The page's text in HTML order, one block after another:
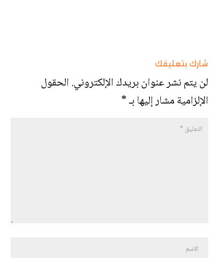
شارك بتعليقك
لن يتم نشر عنوان بريدك الإلكتروني.الحقول
الإلزامية مشار إليها بـ*